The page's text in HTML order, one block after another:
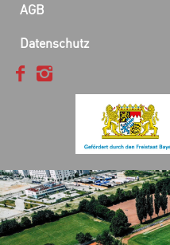
AGB
Datenschutz